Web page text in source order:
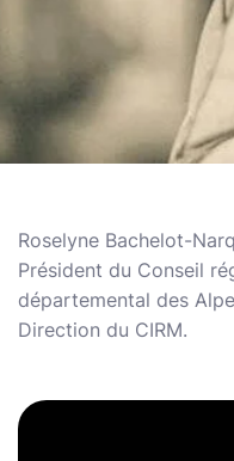
Roselyne Bachelot-
Président du Conseil
départemental des
Direction du CIRM.